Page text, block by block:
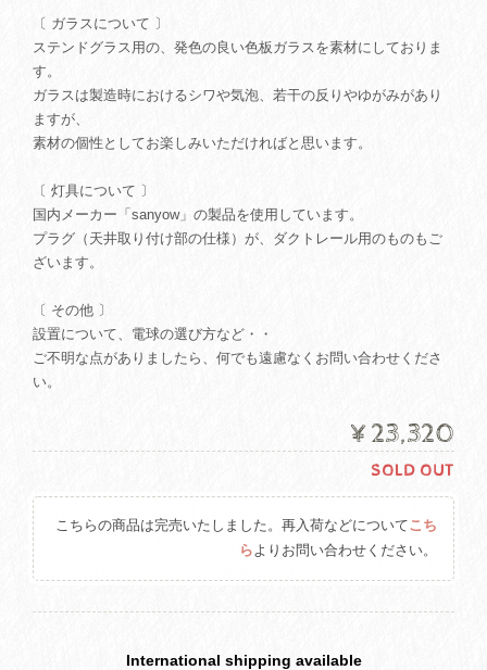
〔 ガラスについて 〕
ステンドグラス用の、発色の良い色板ガラスを素材にしておりま
す。
ガラスは製造時におけるシワや気泡、若干の反りやゆがみがあり
ますが、
素材の個性としてお楽しみいただければと思います。
〔 灯具について 〕
国内メーカー「sanyow」の製品を使用しています。
プラグ（天井取り付け部の仕様）が、ダクトレール用のものもご
ざいます。
〔 その他 〕
設置について、電球の選び方など・・
ご不明な点がありましたら、何でも遠慮なくお問い合わせくださ
い。
¥23,320
SOLD OUT
こちらの商品は完売いたしました。再入荷などについてこち
らよりお問い合わせください。
International shipping available